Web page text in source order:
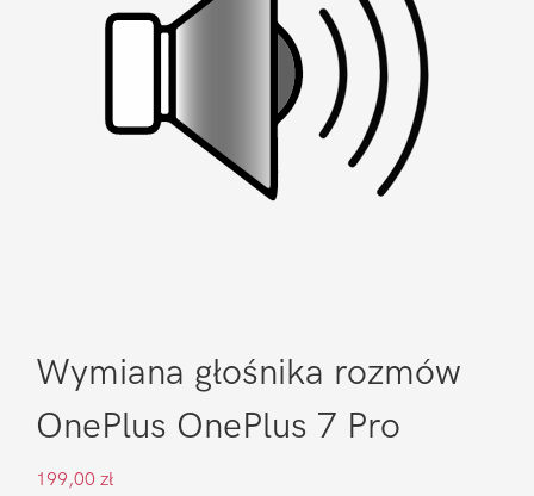
Wymiana głośnika rozmów
OnePlus OnePlus 7 Pro
199,00 zł